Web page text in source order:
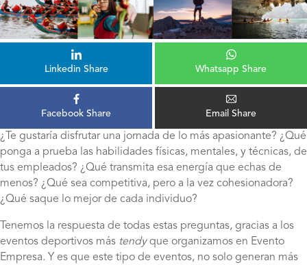
Linkedin Share Whatsapp Share
Facebook Share Email Share
¿Te gustaría disfrutar una jornada de lo más apasionante? ¿Qué
ponga a prueba las habilidades físicas, mentales, y técnicas, de
tus empleados? ¿Qué transmita esa energía que echas de
menos? ¿Qué sea competitiva, pero a la vez cohesionadora?
¿Qué saque lo mejor de cada individuo?
Tenemos la respuesta de todas estas preguntas, gracias a los
eventos deportivos más tendyque organizamos en Evento
Empresa. Y es que este tipo de eventos, no solo generan más